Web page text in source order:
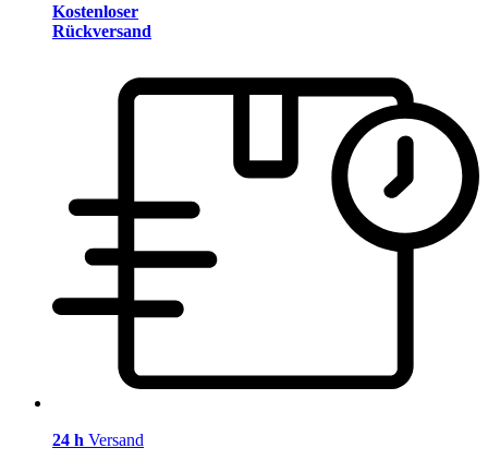
Kostenloser
Rückversand
24 h Versand